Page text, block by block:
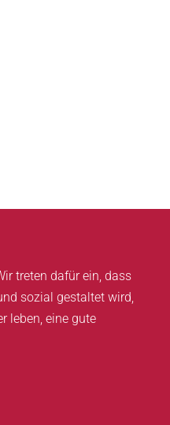
treten dafür ein, dass
sozial gestaltet wird,
leben, eine gute